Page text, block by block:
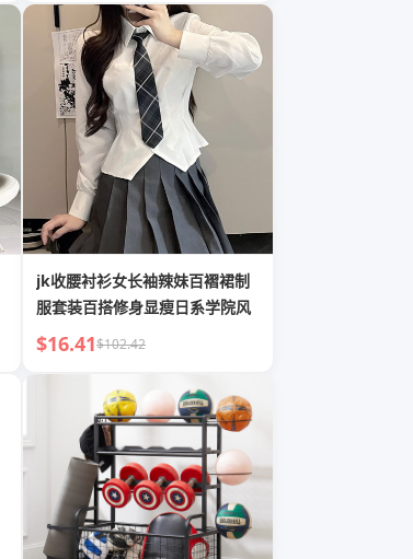
jk收腰衬衫女长袖辣妹百褶裙制
服套装百搭修身显瘦日系学院风
$16.41$102.42